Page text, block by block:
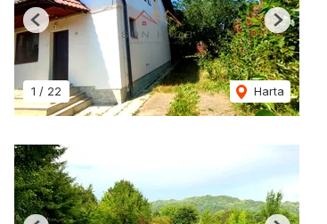
1 / 22 Harta
Previous Next